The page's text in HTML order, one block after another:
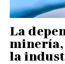
La
minería,
la